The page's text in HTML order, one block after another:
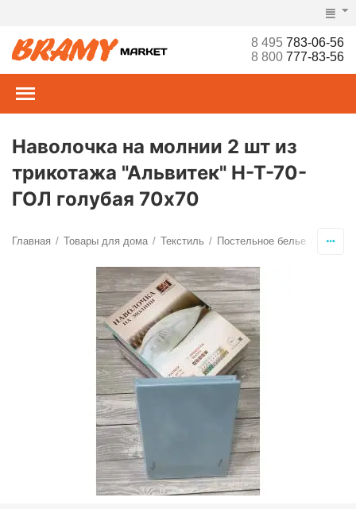
8 495783-06-56
8 800777-83-56
Наволочка на молнии 2 шт из
трикотажа "Альвитек" Н-Т-70-
ГОЛ голубая 70х70
Главная / Товары для дома / Текстиль / Постельное белье